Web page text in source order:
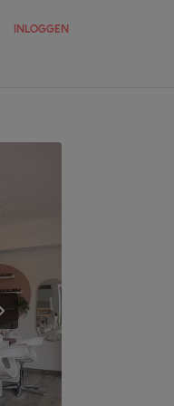
INLOGGEN